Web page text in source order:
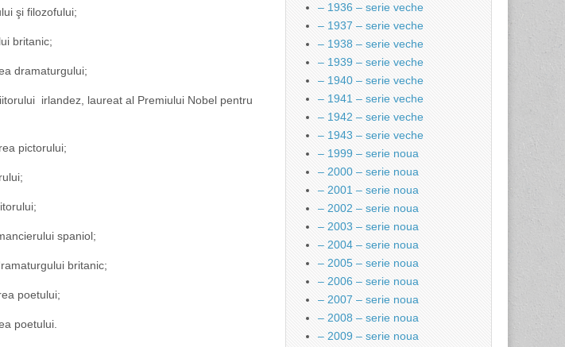
şi filozofului;
britanic;
dramaturgului;
irlandez, laureat al Premiului Nobel pentru
pictorului;
spaniol;
britanic;
poetului;
poetului.
– 1936 – serie veche
– 1937 – serie veche
– 1938 – serie veche
– 1939 – serie veche
– 1940 – serie veche
– 1941 – serie veche
– 1942 – serie veche
– 1943 – serie veche
– 1999 – serie noua
– 2000 – serie noua
– 2001 – serie noua
– 2002 – serie noua
– 2003 – serie noua
– 2004 – serie noua
– 2005 – serie noua
– 2006 – serie noua
– 2007 – serie noua
– 2008 – serie noua
– 2009 – serie noua